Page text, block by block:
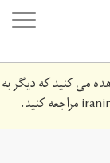
می کنید که دیگر به
مراجعه کنید.